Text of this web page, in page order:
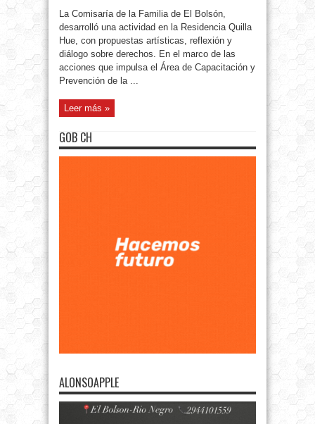
La Comisaría de la Familia de El Bolsón,
desarrolló una actividad en la Residencia Quilla
Hue, con propuestas artísticas, reflexión y
diálogo sobre derechos. En el marco de las
acciones que impulsa el Área de Capacitación y
Prevención de la ...
Leer más »
GOB CH
ALONSOAPPLE